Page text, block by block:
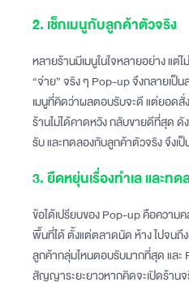
2. เช็กเมนูกับลูกค้าตัวจริง
หลายร้านมีเมนูในใจหลายอย่าง แต่
“จ่าย” จริง ๆ Pop-up จึงกลายเป็
เมนูที่คิดว่าผลตอบรับจะดี แต่ยอดสั่
ร้านไม่ได้คาดหวัง กลับขายดีที่สุด
รับ และทดลองกับลูกค้าตัวจริง จึงเ
3. ยืดหยุ่นเรื่องทำเล และท
ข้อได้เปรียบของ Pop-up คือควา
พื้นที่ได้ ตั้งแต่ตลาดนัด ห้าง ไปจนถึ
ลูกค้ากลุ่มไหนตอบรับมากที่สุด และ
สัญญาระยะยาวหากคิดจะเปิดร้านจ